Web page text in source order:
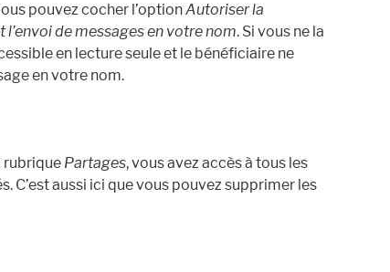
pouvez cocher l’optionAutoriser la
de messages en votre nom. Si vous ne la
en lecture seule et le bénéficiaire ne
en votre nom.
rubrique Partages, vous avez accès à tous les
C’est aussi ici que vous pouvez supprimer les